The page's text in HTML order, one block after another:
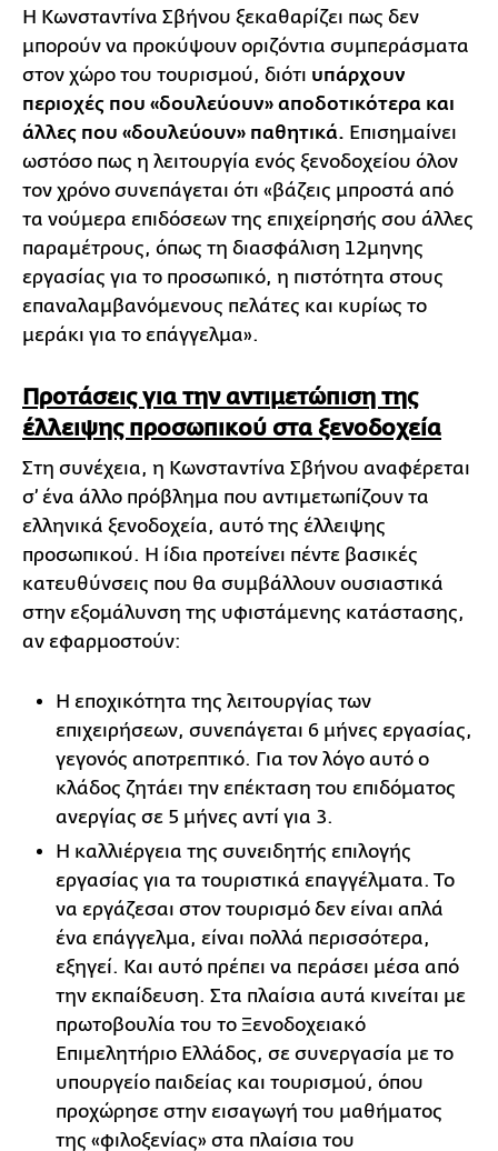
Η Κωνσταντίνα Σβήνου ξεκαθαρίζει πως δεν
μπορούν να προκύψουν οριζόντια συμπεράσματα
στον χώρο του τουρισμού, διότι υπάρχουν
περιοχές που «δουλεύουν» αποδοτικότερα και
άλλες που «δουλεύουν» παθητικά. Επισημαίνει
ωστόσο πως η λειτουργία ενός ξενοδοχείου όλον
τον χρόνο συνεπάγεται ότι «βάζεις μπροστά από
τα νούμερα επιδόσεων της επιχείρησής σου άλλες
παραμέτρους, όπως τη διασφάλιση 12μηνης
εργασίας για το προσωπικό, η πιστότητα στους
επαναλαμβανόμενους πελάτες και κυρίως το
μεράκι για το επάγγελμα».
Προτάσεις για την αντιμετώπιση της
έλλειψης προσωπικού στα ξενοδοχεία
Στη συνέχεια, η Κωνσταντίνα Σβήνου αναφέρεται
σ’ ένα άλλο πρόβλημα που αντιμετωπίζουν τα
ελληνικά ξενοδοχεία, αυτό της έλλειψης
προσωπικού. Η ίδια προτείνει πέντε βασικές
κατευθύνσεις που θα συμβάλλουν ουσιαστικά
στην εξομάλυνση της υφιστάμενης κατάστασης,
αν εφαρμοστούν:
Η εποχικότητα της λειτουργίας των
επιχειρήσεων, συνεπάγεται 6 μήνες εργασίας,
γεγονός αποτρεπτικό. Για τον λόγο αυτό ο
κλάδος ζητάει την επέκταση του επιδόματος
ανεργίας σε 5 μήνες αντί για 3.
Η καλλιέργεια της συνειδητής επιλογής
εργασίας για τα τουριστικά επαγγέλματα. Το
να εργάζεσαι στον τουρισμό δεν είναι απλά
ένα επάγγελμα, είναι πολλά περισσότερα,
εξηγεί. Και αυτό πρέπει να περάσει μέσα από
την εκπαίδευση. Στα πλαίσια αυτά κινείται με
πρωτοβουλία του το Ξενοδοχειακό
Επιμελητήριο Ελλάδος, σε συνεργασία με το
υπουργείο παιδείας και τουρισμού, όπου
προχώρησε στην εισαγωγή του μαθήματος
της «φιλοξενίας» στα πλαίσια του